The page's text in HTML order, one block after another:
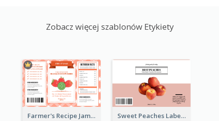
Zobacz więcej szablonów Etykiety
Farmer's Recipe Jam Label Sweet Peaches Label